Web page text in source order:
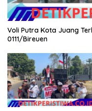
Voli Putra Kota Juang
0111/Bireuen